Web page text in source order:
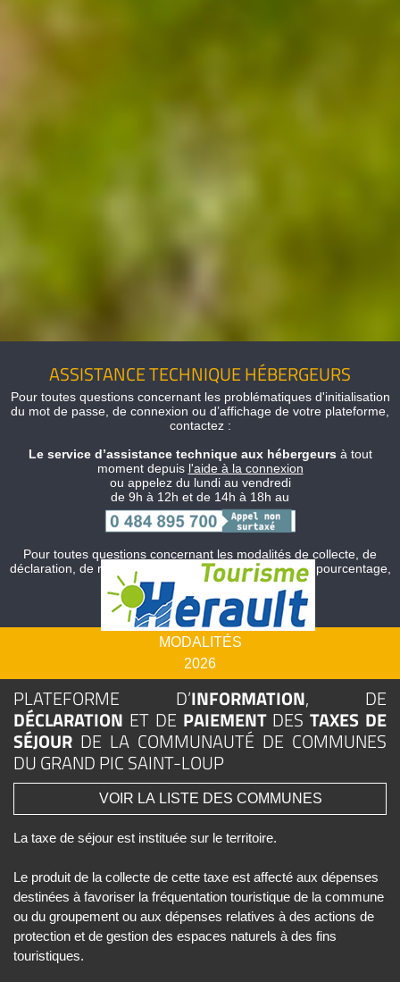
ASSISTANCE TECHNIQUE HÉBERGEURS
Pour toutes questions concernant les problématiques d'initialisation
du mot de passe, de connexion ou d’affichage de votre plateforme,
contactez :
Le service d’assistance technique aux hébergeurs à tout
moment depuis l'aide à la connexion
ou appelez du lundi au vendredi
de 9h à 12h et de 14h à 18h au
Pour toutes questions concernant les modalités de collecte, de
déclaration, de reversement ou d’interrogations sur le pourcentage,
contactez :
Votre service taxe de séjour
MODALITÉS
2026
PLATEFORME D’INFORMATION, DE
DÉCLARATION ET DE PAIEMENTDESTAXES DE
SÉJOUR DE LA COMMUNAUTÉ DE COMMUNES
DU GRAND PIC SAINT-LOUP
VOIR LA LISTE DES COMMUNES
La taxe de séjour est instituée sur le territoire.
Le produit de la collecte de cette taxe est affecté aux dépenses
destinées à favoriser la fréquentation touristique de la commune
ou du groupement ou aux dépenses relatives à des actions de
protection et de gestion des espaces naturels à des fins
touristiques.